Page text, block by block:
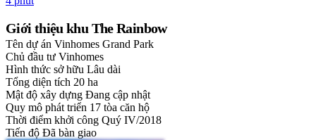
Giới thiệu khu The Rainbow
Tên dự án Vinhomes Grand Park
Chủ đầu tư Vinhomes
Hình thức sở hữu Lâu dài
Tổng diện tích 20 ha
Mật độ xây dựng Đang cập nhật
Quy mô phát triển 17 tòa căn hộ
Thời điểm khởi công Quý IV/2018
Tiến độ Đã bàn giao